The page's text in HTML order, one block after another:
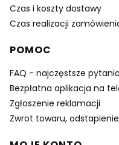
Czas i koszty dostawy
Czas realizacji
POMOC
FAQ - najczęstsze pytania
Bezpłatna aplikacja na
Zgłoszenie reklamacji
Zwrot towaru, odstapienie